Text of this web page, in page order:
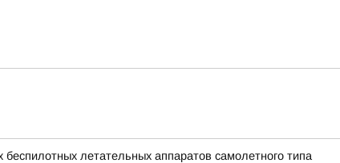
летательных аппаратов самолетного типа